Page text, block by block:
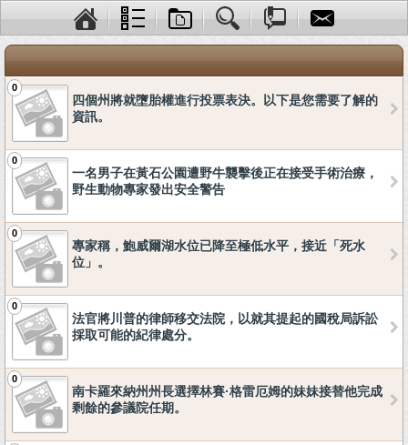
0
四個州將就墮胎權進行投票表決。以下是您需要了解的
資訊。
0
一名男子在黃石公園遭野牛襲擊後正在接受手術治療，
野生動物專家發出安全警告
0
專家稱，鮑威爾湖水位已降至極低水平，接近「死水
位」。
0
法官將川普的律師移交法院，以就其提起的國稅局訴訟
採取可能的紀律處分。
0
南卡羅來納州州長選擇林賽·格雷厄姆的妹妹接替他完成
剩餘的參議院任期。